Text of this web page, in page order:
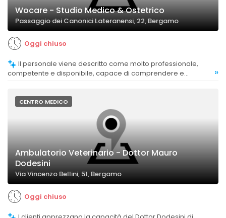
Wocare - Studio Medico & Ostetrico
Passaggio dei Canonici Lateranensi, 22, Bergamo
Oggi chiuso
competente e disponibile, capace di comprendere e
»
CENTRO MEDICO
Ambulatorio Veterinario - Dottor Mauro
Dodesini
Via Vincenzo Bellini, 51, Bergamo
Oggi chiuso